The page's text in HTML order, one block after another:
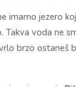
imamo jezero
voda ne
brzo ostaneš